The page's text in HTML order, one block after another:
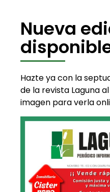
Nueva
Hazte ya con la
de la revista Laguna
imagen para verla